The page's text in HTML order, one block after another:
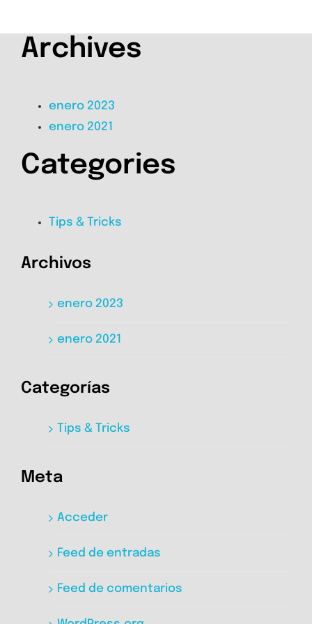
Archives
enero 2023
enero 2021
Categories
Tips & Tricks
Archivos
enero 2023
enero 2021
Categorías
Tips & Tricks
Meta
Acceder
Feed de entradas
Feed de comentarios